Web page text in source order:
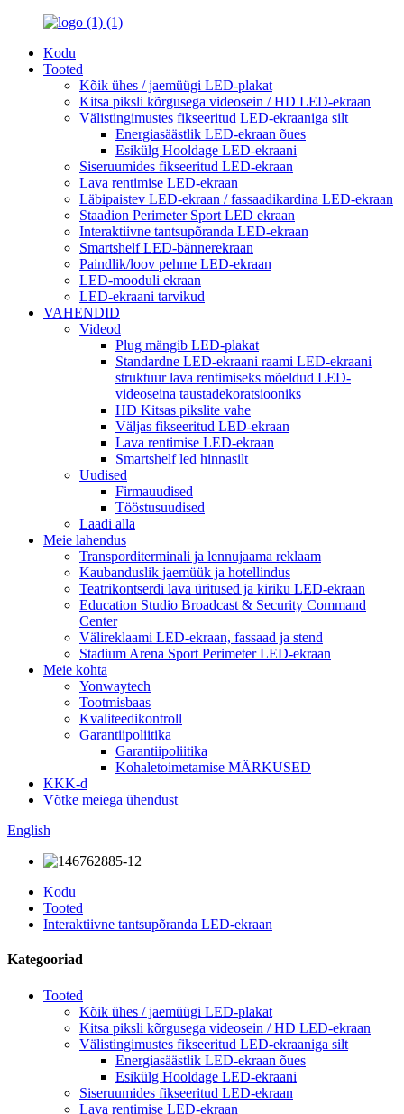
Kodu
Tooted
Kõik ühes / jaemüügi LED-plakat
Kitsa piksli kõrgusega videosein / HD LED-ekraan
Välistingimustes fikseeritud LED-ekraaniga silt
Energiasäästlik LED-ekraan õues
Esikülg Hooldage LED-ekraani
Siseruumides fikseeritud LED-ekraan
Lava rentimise LED-ekraan
Läbipaistev LED-ekraan / fassaadikardina LED-ekraan
Staadion Perimeter Sport LED ekraan
Interaktiivne tantsupõranda LED-ekraan
Smartshelf LED-bännerekraan
Paindlik/loov pehme LED-ekraan
LED-mooduli ekraan
LED-ekraani tarvikud
VAHENDID
Videod
Plug mängib LED-plakat
Standardne LED-ekraani raami LED-ekraani
struktuur lava rentimiseks mõeldud LED-
videoseina taustadekoratsiooniks
HD Kitsas pikslite vahe
Väljas fikseeritud LED-ekraan
Lava rentimise LED-ekraan
Smartshelf led hinnasilt
Uudised
Firmauudised
Tööstusuudised
Laadi alla
Meie lahendus
Transporditerminali ja lennujaama reklaam
Kaubanduslik jaemüük ja hotellindus
Teatrikontserdi lava üritused ja kiriku LED-ekraan
Education Studio Broadcast & Security Command
Center
Välireklaami LED-ekraan, fassaad ja stend
Stadium Arena Sport Perimeter LED-ekraan
Meie kohta
Yonwaytech
Tootmisbaas
Kvaliteedikontroll
Garantiipoliitika
Garantiipoliitika
Kohaletoimetamise MÄRKUSED
KKK-d
Võtke meiega ühendust
English
Kodu
Tooted
Interaktiivne tantsupõranda LED-ekraan
Kategooriad
Tooted
Kõik ühes / jaemüügi LED-plakat
Kitsa piksli kõrgusega videosein / HD LED-ekraan
Välistingimustes fikseeritud LED-ekraaniga silt
Energiasäästlik LED-ekraan õues
Esikülg Hooldage LED-ekraani
Siseruumides fikseeritud LED-ekraan
Lava rentimise LED-ekraan